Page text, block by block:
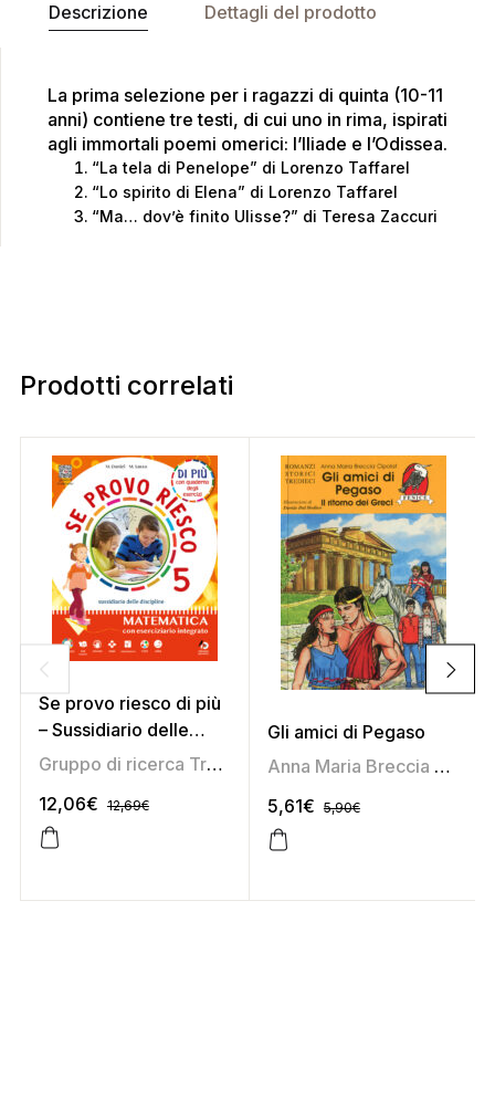
Descrizione Dettagli del prodotto
La prima selezione per i ragazzi di quinta (10-11
anni) contiene tre testi, di cui uno in rima, ispirati
agli immortali poemi omerici: l’Iliade e l’Odissea.
“La tela di Penelope” di Lorenzo Taffarel
“Lo spirito di Elena” di Lorenzo Taffarel
“Ma… dov’è finito Ulisse?” di Teresa Zaccuri
Prodotti correlati
Se provo riesco di più
– Sussidiario delle
discipline 5 (area
Gruppo di ricerca Tredieci Marirosa Daniel,Marisa
12,06€ 12,69€
Gli amici di Pegaso
Anna Maria Breccia Cipolat
5,61€ 5,90€